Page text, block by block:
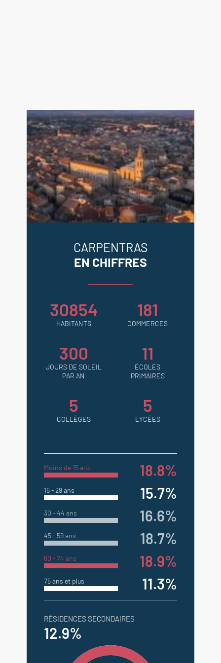
CARPENTRAS
EN CHIFFRES
30854
HABITANTS
181
COMMERCES
300
JOURS DE SOLEIL
PAR AN
11
ÉCOLES
PRIMAIRES
5
COLLÈGES
5
LYCÉES
Moins de 15 ans 18.8%
15 - 29 ans 15.7%
30 - 44 ans 16.6%
45 - 59 ans 18.7%
60 - 74 ans 18.9%
75 ans et plus 11.3%
RÉSIDENCES SECONDAIRES
12.9%